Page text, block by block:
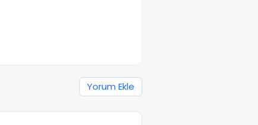
Yorum Ekle